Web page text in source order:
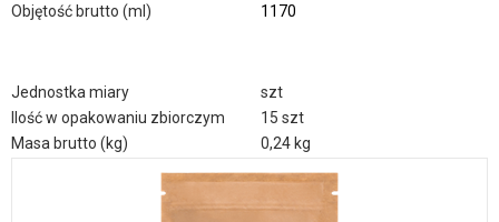
Objętość brutto (ml)
1170
Jednostka miary
szt
Ilość w opakowaniu zbiorczym
15 szt
Masa brutto (kg)
0,24 kg